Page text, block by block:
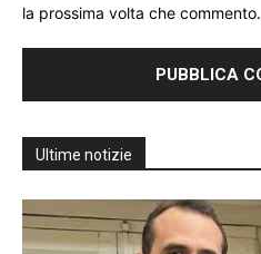
la prossima volta che commento.
Ultime notizie